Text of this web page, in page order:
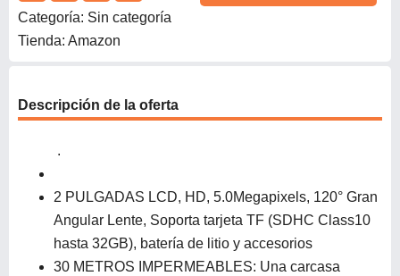
Categoría: Sin categoría
Tienda: Amazon
Descripción de la oferta
.
2 PULGADAS LCD, HD, 5.0Megapixels, 120° Gran
Angular Lente, Soporta tarjeta TF (SDHC Class10
hasta 32GB), batería de litio y accesorios
30 METROS IMPERMEABLES: Una carcasa